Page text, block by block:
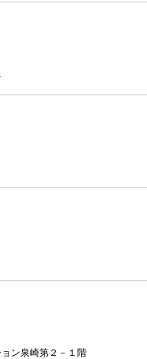
ン泉崎第２－１階